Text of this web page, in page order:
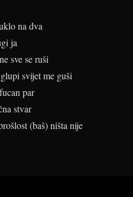
na dva
ja
sve se ruši
svijet me guši
par
stvar
(baš) ništa nije